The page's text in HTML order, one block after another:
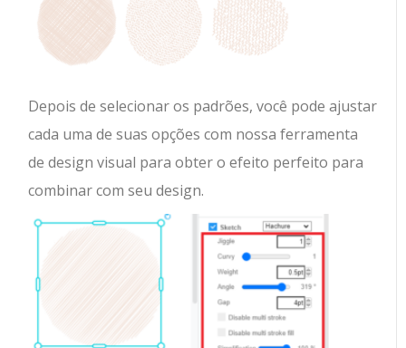
Depois de selecionar os padrões, você pode ajustar
cada uma de suas opções com nossa ferramenta
de design visual para obter o efeito perfeito para
combinar com seu design.